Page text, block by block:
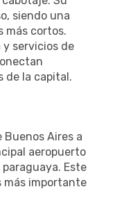
siendo una
más cortos.
servicios de
de la capital.
Aires a
aeropuerto
Este
más importante